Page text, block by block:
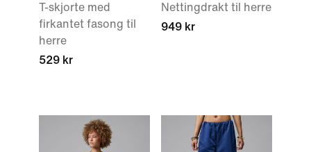
T-skjorte med
firkantet fasong til
herre
529 kr
Nettingdrakt til herre
949 kr